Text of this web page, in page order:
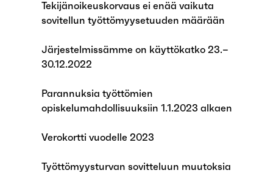
Tekijänoikeuskorvaus ei enää vaikuta
sovitellun työttömyysetuuden määrään
Järjestelmissämme on käyttökatko 23.–
30.12.2022
Parannuksia työttömien
opiskelumahdollisuuksiin 1.1.2023 alkaen
Verokortti vuodelle 2023
Työttömyysturvan sovitteluun muutoksia